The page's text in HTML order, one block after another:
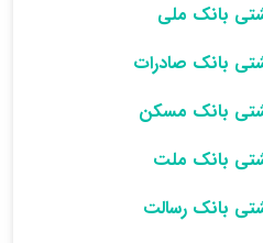
بانک ملی
بانک صادرات
بانک مسکن
بانک ملت
بانک رسالت